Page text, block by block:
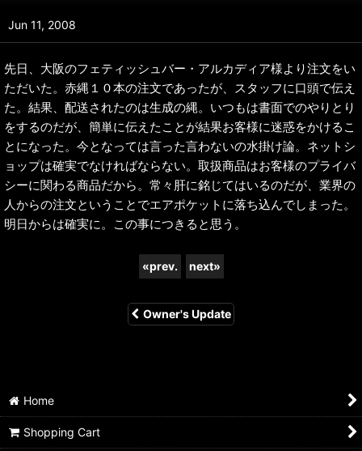
Jun 11, 2008
先日、大阪のフェティッシュバー・アルカディア様より注文をい
ただいた。赤縄１０本の注文であったが、スタッフに口頭で伝え
た。結果、配送されたのは生成の縄。いつもは書面でのやりとり
をするのだが、簡単に伝えたことが結果お客様に迷惑をかけるこ
とになった。今となっては言った言わないの水掛け論。ネットシ
ョップは確実でなければならない。取扱商品はお客様のプライバ
シーに関わる商品だから。常々肝に銘じてはいるのだが、業界の
人からの注文ということでエアポケットに落ち込んでしまった。
明日からは確実に。この事につきると思う。
«prev. next»
Owner's Update
Home
Shopping Cart